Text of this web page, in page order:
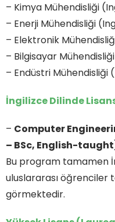
– Kimya Mühendisliği
– Enerji Mühendisliği
– Elektronik
– Bilgisayar
– Endüstri
İngilizce Dilinde
– Computer
– BSc, English-
Bu program tamamen
uluslararası öğrenciler
görmektedir.